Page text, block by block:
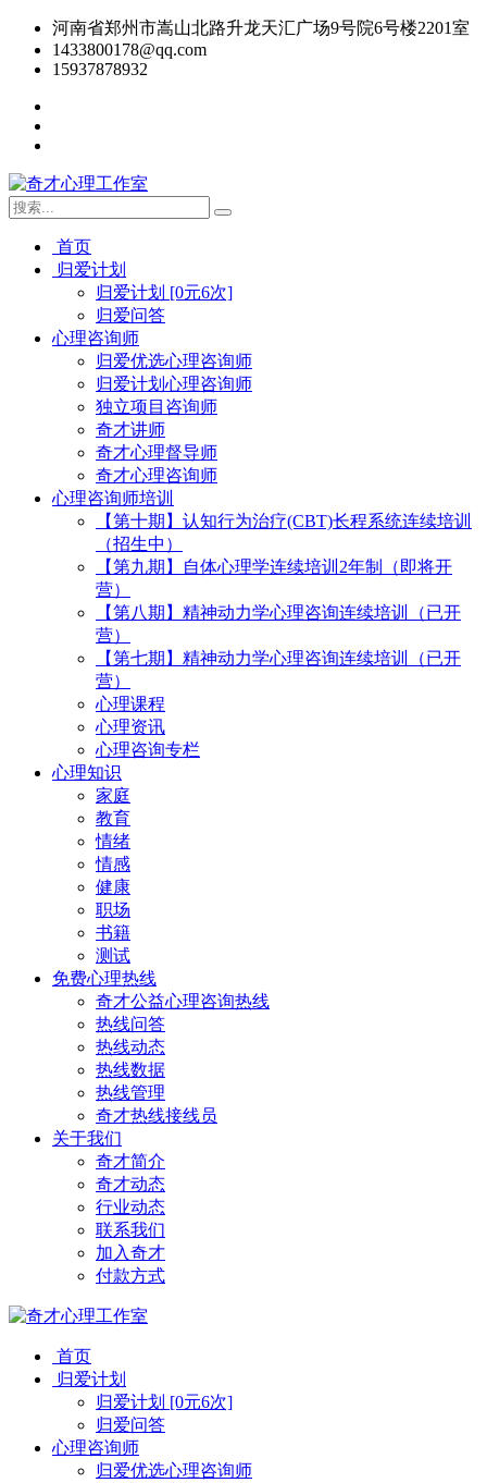
河南省郑州市嵩山北路升龙天汇广场9号院6号楼2201室
1433800178@qq.com
15937878932
首页
归爱计划
归爱计划 [0元6次]
归爱问答
心理咨询师
归爱优选心理咨询师
归爱计划心理咨询师
独立项目咨询师
奇才讲师
奇才心理督导师
奇才心理咨询师
心理咨询师培训
【第十期】认知行为治疗(CBT)长程系统连续培训
（招生中）
【第九期】自体心理学连续培训2年制（即将开
营）
【第八期】精神动力学心理咨询连续培训（已开
营）
【第七期】精神动力学心理咨询连续培训（已开
营）
心理课程
心理资讯
心理咨询专栏
心理知识
家庭
教育
情绪
情感
健康
职场
书籍
测试
免费心理热线
奇才公益心理咨询热线
热线问答
热线动态
热线数据
热线管理
奇才热线接线员
关于我们
奇才简介
奇才动态
行业动态
联系我们
加入奇才
付款方式
首页
归爱计划
归爱计划 [0元6次]
归爱问答
心理咨询师
归爱优选心理咨询师